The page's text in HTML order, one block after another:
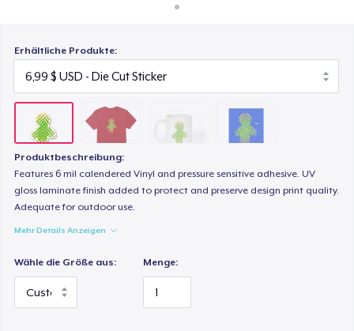
Erhältliche Produkte:
Produktbeschreibung:
Features 6 mil calendered Vinyl and pressure sensitive adhesive. UV
gloss laminate finish added to protect and preserve design print quality.
Adequate for outdoor use.
Mehr Details Anzeigen
Wähle die Größe aus: Menge: